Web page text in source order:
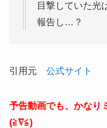
目撃していた光
報告し…？
引用元 公式サイト
予告動画でも、かなり
(≧∇≦)